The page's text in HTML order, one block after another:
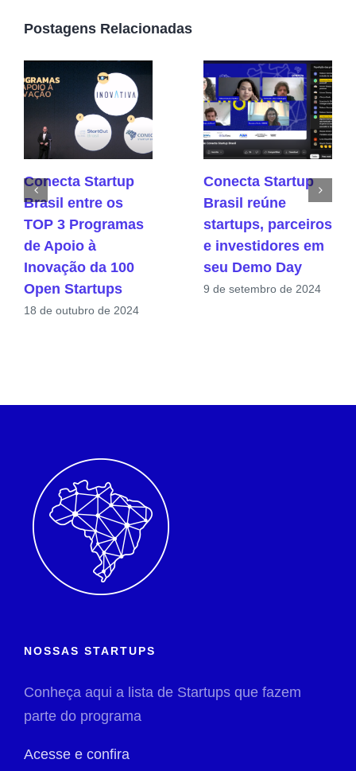
Postagens Relacionadas
Conecta Startup
Brasil entre os
TOP 3 Programas
de Apoio à
Inovação da 100
Open Startups
18 de outubro de 2024
Conecta Startup
Brasil reúne
startups, parceiros
e investidores em
seu Demo Day
9 de setembro de 2024
NOSSAS STARTUPS
Conheça aqui a lista de Startups que fazem
parte do programa
Acesse e confira